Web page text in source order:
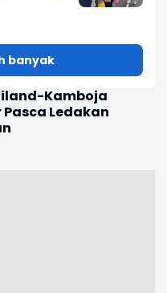
banyak
Kamboja
Ledakan